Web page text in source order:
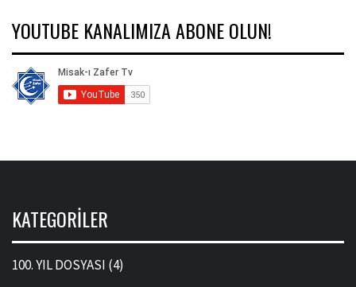
YOUTUBE KANALIMIZA ABONE OLUN!
KATEGORILER
100. YIL DOSYASI (4)